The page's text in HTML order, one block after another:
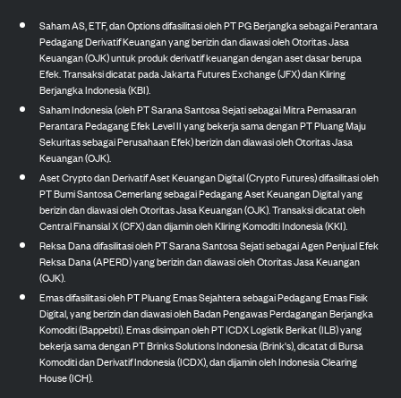
Saham AS, ETF, dan Options difasilitasi oleh PT PG Berjangka sebagai Perantara
Pedagang Derivatif Keuangan yang berizin dan diawasi oleh Otoritas Jasa
Keuangan (OJK) untuk produk derivatif keuangan dengan aset dasar berupa
Efek. Transaksi dicatat pada Jakarta Futures Exchange (JFX) dan Kliring
Berjangka Indonesia (KBI).
Saham Indonesia (oleh PT Sarana Santosa Sejati sebagai Mitra Pemasaran
Perantara Pedagang Efek Level II yang bekerja sama dengan PT Pluang Maju
Sekuritas sebagai Perusahaan Efek) berizin dan diawasi oleh Otoritas Jasa
Keuangan (OJK).
Aset Crypto dan Derivatif Aset Keuangan Digital (Crypto Futures) difasilitasi oleh
PT Bumi Santosa Cemerlang sebagai Pedagang Aset Keuangan Digital yang
berizin dan diawasi oleh Otoritas Jasa Keuangan (OJK). Transaksi dicatat oleh
Central Finansial X (CFX) dan dijamin oleh Kliring Komoditi Indonesia (KKI).
Reksa Dana difasilitasi oleh PT Sarana Santosa Sejati sebagai Agen Penjual Efek
Reksa Dana (APERD) yang berizin dan diawasi oleh Otoritas Jasa Keuangan
(OJK).
Emas difasilitasi oleh PT Pluang Emas Sejahtera sebagai Pedagang Emas Fisik
Digital, yang berizin dan diawasi oleh Badan Pengawas Perdagangan Berjangka
Komoditi (Bappebti). Emas disimpan oleh PT ICDX Logistik Berikat (ILB) yang
bekerja sama dengan PT Brinks Solutions Indonesia (Brink's), dicatat di Bursa
Komoditi dan Derivatif Indonesia (ICDX), dan dijamin oleh Indonesia Clearing
House (ICH).